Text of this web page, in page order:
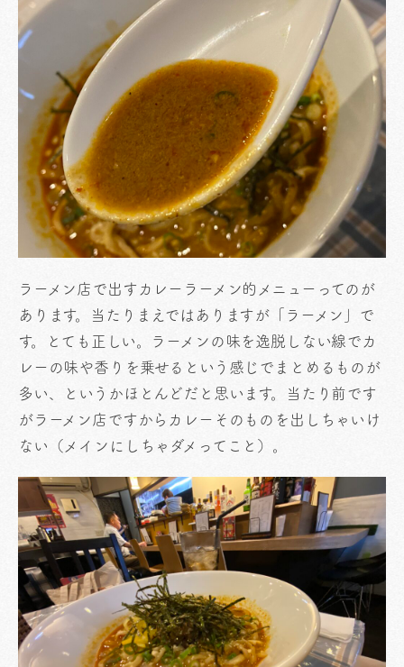
ラーメン店で出すカレーラーメン的メニューってのが
あります。当たりまえではありますが「ラーメン」で
す。とても正しい。ラーメンの味を逸脱しない線でカ
レーの味や香りを乗せるという感じでまとめるものが
多い、というかほとんどだと思います。当たり前です
がラーメン店ですからカレーそのものを出しちゃいけ
ない（メインにしちゃダメってこと）。